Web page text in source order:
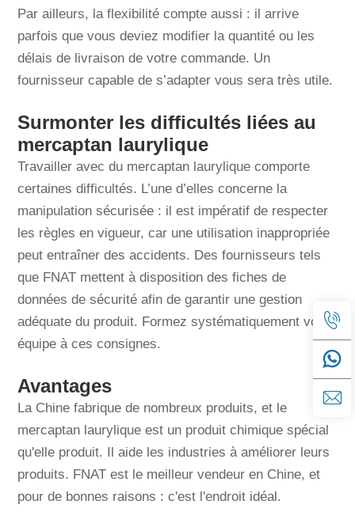
Par ailleurs, la flexibilité compte aussi : il arrive
parfois que vous deviez modifier la quantité ou les
délais de livraison de votre commande. Un
fournisseur capable de s’adapter vous sera très utile.
Surmonter les difficultés liées au
mercaptan laurylique
Travailler avec du mercaptan laurylique comporte
certaines difficultés. L’une d’elles concerne la
manipulation sécurisée : il est impératif de respecter
les règles en vigueur, car une utilisation inappropriée
peut entraîner des accidents. Des fournisseurs tels
que FNAT mettent à disposition des fiches de
données de sécurité afin de garantir une gestion
adéquate du produit. Formez systématiquement votre
équipe à ces consignes.
Avantages
La Chine fabrique de nombreux produits, et le
mercaptan laurylique est un produit chimique spécial
qu'elle produit. Il aide les industries à améliorer leurs
produits. FNAT est le meilleur vendeur en Chine, et
pour de bonnes raisons : c'est l'endroit idéal.